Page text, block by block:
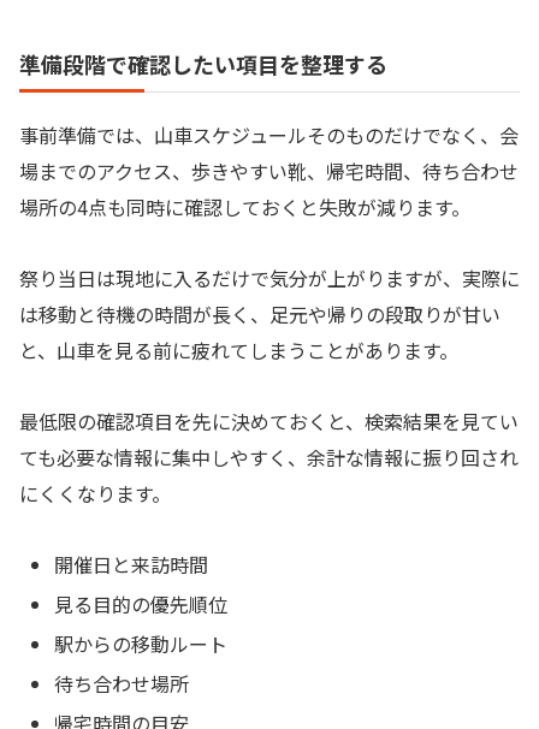
準備段階で確認したい項目を整理する
事前準備では、山車スケジュールそのものだけでなく、会
場までのアクセス、歩きやすい靴、帰宅時間、待ち合わせ
場所の4点も同時に確認しておくと失敗が減ります。
祭り当日は現地に入るだけで気分が上がりますが、実際に
は移動と待機の時間が長く、足元や帰りの段取りが甘い
と、山車を見る前に疲れてしまうことがあります。
最低限の確認項目を先に決めておくと、検索結果を見てい
ても必要な情報に集中しやすく、余計な情報に振り回され
にくくなります。
開催日と来訪時間
見る目的の優先順位
駅からの移動ルート
待ち合わせ場所